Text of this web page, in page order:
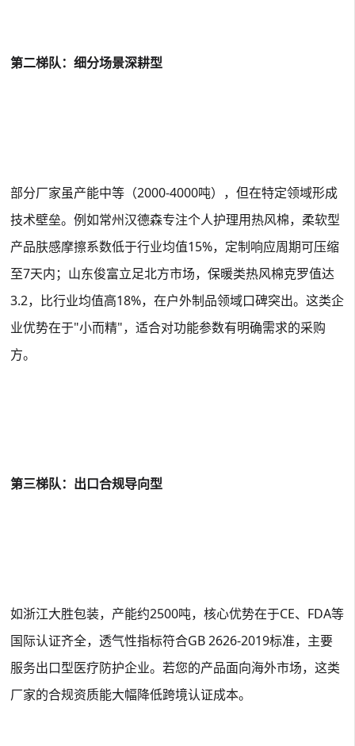
第二梯队：细分场景深耕型
部分厂家虽产能中等（2000-4000吨），但在特定领域形成
技术壁垒。例如常州汉德森专注个人护理用热风棉，柔软型
产品肤感摩擦系数低于行业均值15%，定制响应周期可压缩
至7天内；山东俊富立足北方市场，保暖类热风棉克罗值达
3.2，比行业均值高18%，在户外制品领域口碑突出。这类企
业优势在于"小而精"，适合对功能参数有明确需求的采购
方。
第三梯队：出口合规导向型
如浙江大胜包装，产能约2500吨，核心优势在于CE、FDA等
国际认证齐全，透气性指标符合GB 2626-2019标准，主要
服务出口型医疗防护企业。若您的产品面向海外市场，这类
厂家的合规资质能大幅降低跨境认证成本。